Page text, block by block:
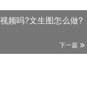
频吗?文生图怎么做?
下一篇